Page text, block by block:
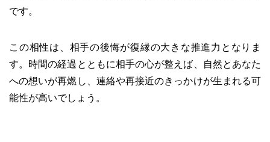
です。
この相性は、相手の後悔が復縁の大きな推進力となりま
す。時間の経過とともに相手の心が整えば、自然とあなた
への想いが再燃し、連絡や再接近のきっかけが生まれる可
能性が高いでしょう。